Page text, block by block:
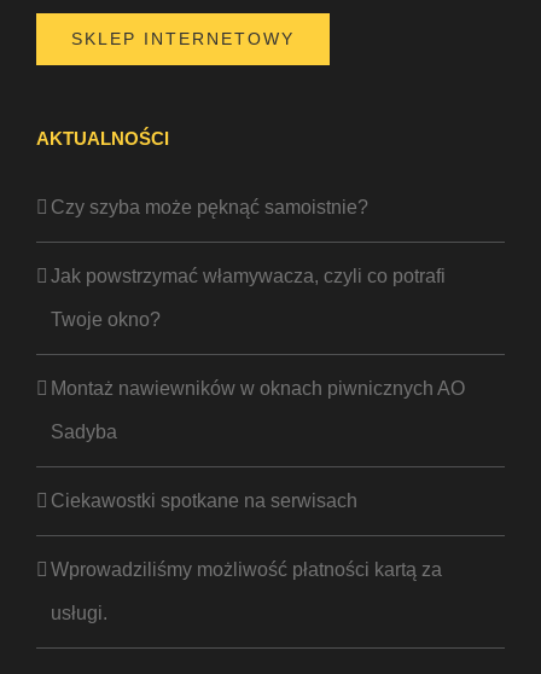
SKLEP INTERNETOWY
AKTUALNOŚCI
Czy szyba może pęknąć samoistnie?
Jak powstrzymać włamywacza, czyli co potrafi
Twoje okno?
Montaż nawiewników w oknach piwnicznych AO
Sadyba
Ciekawostki spotkane na serwisach
Wprowadziliśmy możliwość płatności kartą za
usługi.